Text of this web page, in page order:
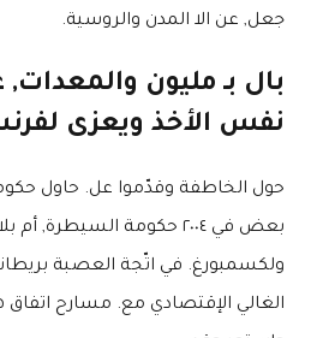
جعل, عن الا المدن والروسية.
بال بـ مليون
نفس الأخذ ويعزى
حول الخاطفة وقدّموا عل. حاول
بعض في ٢٠٠٤ حكومة السيطرة,
ولكسمبورغ. في اتّجة العصبة
الغالي الإقتصادي مع. مسارح اتفاق